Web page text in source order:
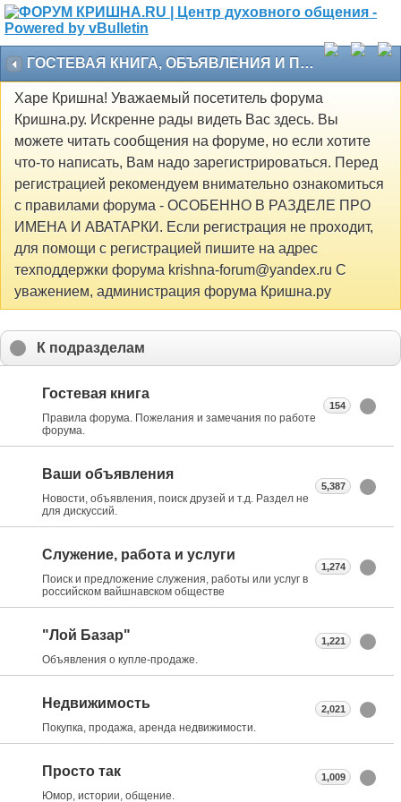
ГОСТЕВАЯ КНИГА, ОБЪЯВЛЕНИЯ И ПРОЧЕЕ
Харе Кришна! Уважаемый посетитель форума
Кришна.ру. Искренне рады видеть Вас здесь. Вы
можете читать сообщения на форуме, но если хотите
что-то написать, Вам надо зарегистрироваться. Перед
регистрацией рекомендуем внимательно ознакомиться
с правилами форума - ОСОБЕННО В РАЗДЕЛЕ ПРО
ИМЕНА И АВАТАРКИ. Если регистрация не проходит,
для помощи с регистрацией пишите на адрес
техподдержки форума krishna-forum@yandex.ru С
уважением, администрация форума Кришна.ру
К подразделам
Гостевая книга
Правила форума. Пожелания и замечания по работе
форума.
154
Ваши объявления
Новости, объявления, поиск друзей и т.д. Раздел не
для дискуссий.
5,387
Служение, работа и услуги
Поиск и предложение служения, работы или услуг в
российском вайшнавском обществе
1,274
"Лой Базар"
Объявления о купле-продаже.
1,221
Недвижимость
Покупка, продажа, аренда недвижимости.
2,021
Просто так
Юмор, истории, общение.
1,009